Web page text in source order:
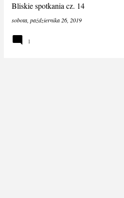
Bliskie spotkania cz. 14
sobota, października 26, 2019
1